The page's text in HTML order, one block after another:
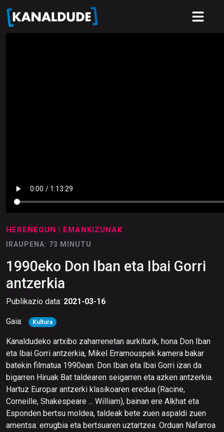
HERENEGUN | EMANKIZUNAK
IRAUPENA: 73 MINUTU
1990eko Don Iban eta Ibai Gorri
antzerkia
Publikazio data: 2021-03-16
Gaia: Kultura
Kanaldudeko artxibo zaharrenetan aurkiturik, hona Don Iban
eta Ibai Gorri antzerkia, Mikel Erramouspek kamera bakar
batekin filmatua 1990ean. Don Iban eta Ibai Gorri izan da
bigarren Hiruak Bat taldearen seigarren eta azken antzerkia.
Hartuz Europar antzerki klasikoaren eredua (Racine,
Corneille, Shakespeare ... William), bainan ere Alkhat eta
Esponden bertsu moldea, taldeak bete zuen aspaldi zuen
amentsa: errugbia eta bertsuaren uztartzea. Orduan Nafarroa